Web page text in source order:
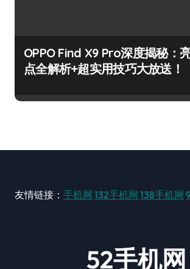
OPPO Find X9 Pro深度揭秘：
点全解析+超实用技巧大放送！
友情链接： 手机网 132手机网 138手机网
52手机网